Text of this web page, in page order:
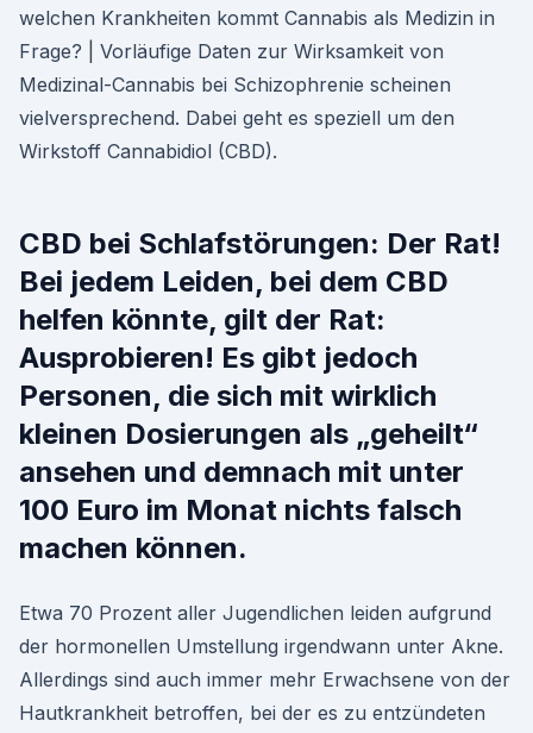
welchen Krankheiten kommt Cannabis als Medizin in
Frage? | Vorläufige Daten zur Wirksamkeit von
Medizinal-Cannabis bei Schizophrenie scheinen
vielversprechend. Dabei geht es speziell um den
Wirkstoff Cannabidiol (CBD).
CBD bei Schlafstörungen: Der Rat!
Bei jedem Leiden, bei dem CBD
helfen könnte, gilt der Rat:
Ausprobieren! Es gibt jedoch
Personen, die sich mit wirklich
kleinen Dosierungen als „geheilt“
ansehen und demnach mit unter
100 Euro im Monat nichts falsch
machen können.
Etwa 70 Prozent aller Jugendlichen leiden aufgrund
der hormonellen Umstellung irgendwann unter Akne.
Allerdings sind auch immer mehr Erwachsene von der
Hautkrankheit betroffen, bei der es zu entzündeten